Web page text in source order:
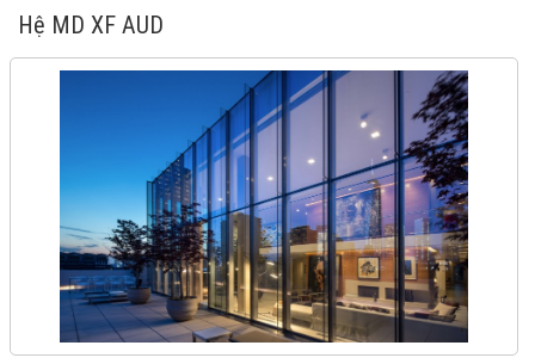
Hệ MD XF AUD